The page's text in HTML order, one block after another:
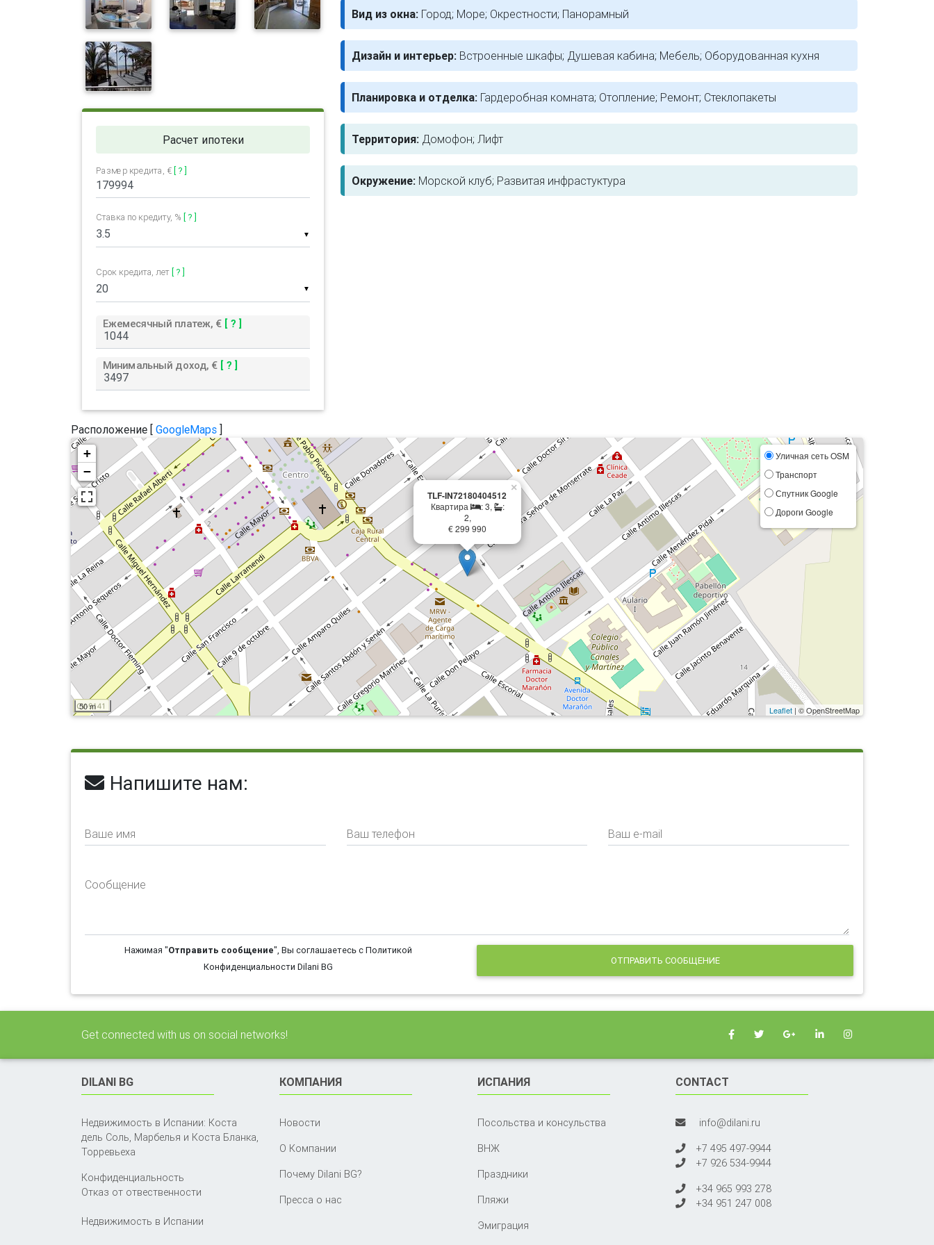
Расчет ипотеки
Размер кредита, € [ ? ]
▼
Ставка по кредиту, % [ ? ]
▼
Срок кредита, лет [ ? ]
Ежемесячный платеж, € [ ? ]
Минимальный доход, € [ ? ]
Вид из окна: Город; Море; Окрестности; Панорамный
Дизайн и интерьер: Встроенные шкафы; Душевая кабина; Мебель; Оборудованная кухня
Планировка и отделка: Гардеробная комната; Отопление; Ремонт; Стеклопакеты
Территория: Домофон; Лифт
Окружение: Морской клуб; Развитая инфрастуктура
Расположение [ GoogleMaps ]
TLF-IN72180404512
Квартира : 3,
:
2,
€ 299 990
×
+
−
Уличная сеть OSM
Транспорт
Спутник Google
Дороги Google
50 m Leaflet | © OpenStreetMap
Напишите нам:
Ваше имя Ваш телефон Ваш e-mail
Сообщение
Нажимая "Отправить сообщение", Вы соглашаетесь с Политикой
Конфиденциальности Dilani BG
ОТПРАВИТЬ СООБЩЕНИЕ
Get connected with us on social networks!
DILANI BG
Недвижимость в Испании: Коста
дель Соль, Марбелья и Коста Бланка,
Торревьеха
Конфиденциальность
Отказ от отвественности
Недвижимость в Испании
КОМПАНИЯ
Новости
О Компании
Почему Dilani BG?
Пресса о нас
ИСПАНИЯ
Посольства и консульства
ВНЖ
Праздники
Пляжи
Эмиграция
CONTACT
info@dilani.ru
+7 495 497-9944
+7 926 534-9944
+34 965 993 278
+34 951 247 008